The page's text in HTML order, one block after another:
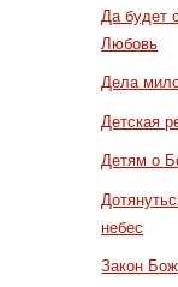
Да будет
Любовь
Дела
Детская
Детям о
небес
Закон